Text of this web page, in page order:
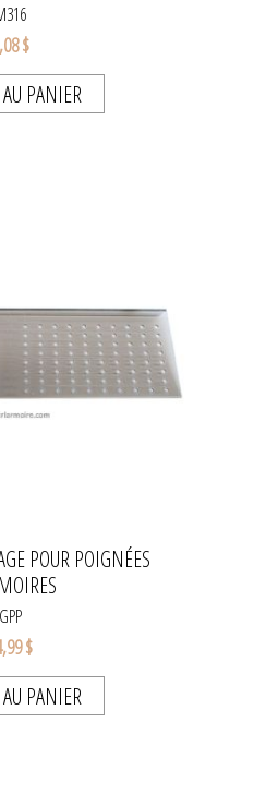
$
AU PANIER
POUR POIGNÉES
GPP
$
AU PANIER